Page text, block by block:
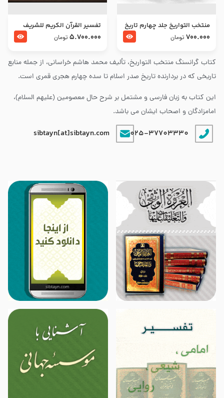
کتاب گرانسنگ منتخب التواريخ، تألیف محمد هاشم خراسانی، از جمله منابع
تاریخی که در بردارنده تاریخ صدر اسلام تا سده چهارم هجری قمری است.
این کتاب به زبان فارسی و مشتمل بر شرح حال معصومین (علیهم السلام)،
امامزادگان و اصحاب ایشان می باشد.
025-37703330
sibtayn[at]sibtayn.com
منتخب التواریخ جلد چهارم تاریخ
امام زین العابدین و امام محمد
700.000 تومان
تفسير القرآن الكريم للشريف
المرتضي قدس سرّه
5.700.000 تومان